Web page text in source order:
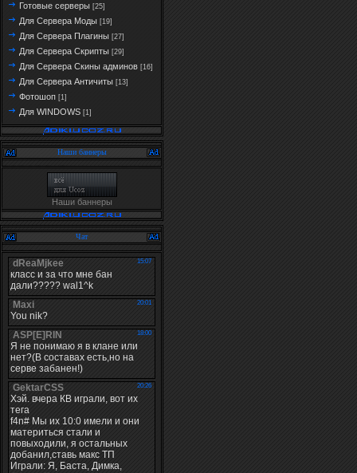
Готовые серверы [25]
Для Сервера Моды [19]
Для Сервера Плагины [27]
Для Сервера Скрипты [29]
Для Сервера Скины админов [16]
Для Сервера Античиты [13]
Фотошоп [1]
Для WINDOWS [1]
Наши баннеры
Наши баннеры
Чат